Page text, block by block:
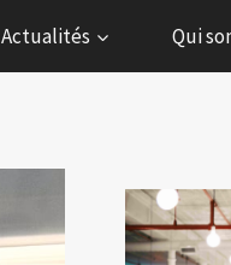
Actualités Qui